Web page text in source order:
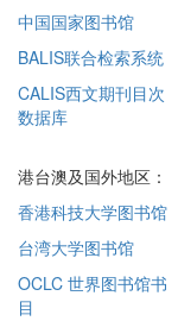
中国国家图书馆
BALIS联合检索系统
CALIS西文期刊目次
数据库
港台澳及国外地区：
香港科技大学图书馆
台湾大学图书馆
OCLC 世界图书馆书
目